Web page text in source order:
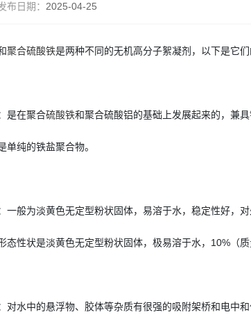
布日期： 2025-04-25
聚合硫酸铁是两种不同的无机高分子絮凝剂，以下是它们
是在聚合硫酸铁和聚合硫酸铝的基础上发展起来的，兼具
单纯的铁盐聚合物。
一般为淡黄色无定型粉状固体，易溶于水，稳定性好，对
态性状是淡黄色无定型粉状固体，极易溶于水，10%（
对水中的悬浮物、胶体等杂质有很强的吸附架桥和电中